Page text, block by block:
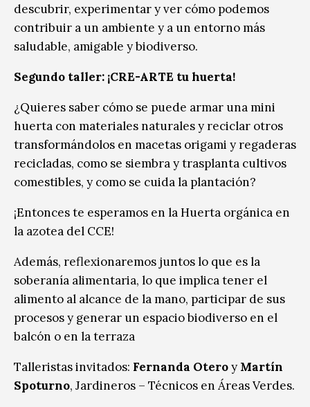
descubrir, experimentar y ver cómo podemos
contribuir a un ambiente y a un entorno más
saludable, amigable y biodiverso.
Segundo taller: ¡CRE-ARTE tu huerta!
¿Quieres saber cómo se puede armar una mini
huerta con materiales naturales y reciclar otros
transformándolos en macetas origami y regaderas
recicladas, como se siembra y trasplanta cultivos
comestibles, y como se cuida la plantación?
¡Entonces te esperamos en la Huerta orgánica en
la azotea del CCE!
Además, reflexionaremos juntos lo que es la
soberanía alimentaria, lo que implica tener el
alimento al alcance de la mano, participar de sus
procesos y generar un espacio biodiverso en el
balcón o en la terraza
Talleristas invitados: Fernanda Oteroy Martín
Spoturno, Jardineros – Técnicos en Áreas Verdes.